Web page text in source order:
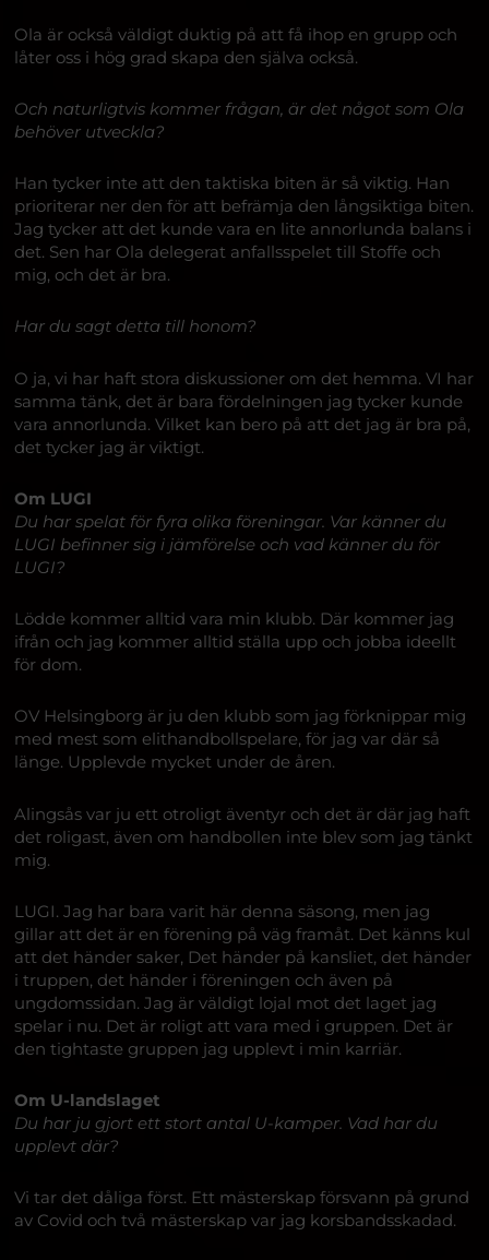
Ola är också väldigt duktig på att få ihop en grupp och
låter oss i hög grad skapa den själva också.
Och naturligtvis kommer frågan, är det något som Ola
behöver utveckla?
Han tycker inte att den taktiska biten är så viktig. Han
prioriterar ner den för att befrämja den långsiktiga biten.
Jag tycker att det kunde vara en lite annorlunda balans i
det. Sen har Ola delegerat anfallsspelet till Stoffe och
mig, och det är bra.
Har du sagt detta till honom?
O ja, vi har haft stora diskussioner om det hemma. VI har
samma tänk, det är bara fördelningen jag tycker kunde
vara annorlunda. Vilket kan bero på att det jag är bra på,
det tycker jag är viktigt.
Om LUGI
Du har spelat för fyra olika föreningar. Var känner du
LUGI befinner sig i jämförelse och vad känner du för
LUGI?
Lödde kommer alltid vara min klubb. Där kommer jag
ifrån och jag kommer alltid ställa upp och jobba ideellt
för dom.
OV Helsingborg är ju den klubb som jag förknippar mig
med mest som elithandbollspelare, för jag var där så
länge. Upplevde mycket under de åren.
Alingsås var ju ett otroligt äventyr och det är där jag haft
det roligast, även om handbollen inte blev som jag tänkt
mig.
LUGI. Jag har bara varit här denna säsong, men jag
gillar att det är en förening på väg framåt. Det känns kul
att det händer saker, Det händer på kansliet, det händer
i truppen, det händer i föreningen och även på
ungdomssidan. Jag är väldigt lojal mot det laget jag
spelar i nu. Det är roligt att vara med i gruppen. Det är
den tightaste gruppen jag upplevt i min karriär.
Om U-landslaget
Du har ju gjort ett stort antal U-kamper. Vad har du
upplevt där?
Vi tar det dåliga först. Ett mästerskap försvann på grund
av Covid och två mästerskap var jag korsbandsskadad.